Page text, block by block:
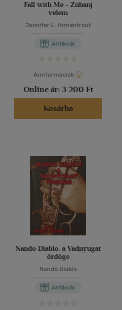
Fall with Me - Zuhanj
velem
Jennifer L. Armentrout
Antikvár
Árinformációk
Online ár: 3 200 Ft
Kosárba
Nando Diablo, a Vadnyugat
ördöge
Nando Diablo
Antikvár